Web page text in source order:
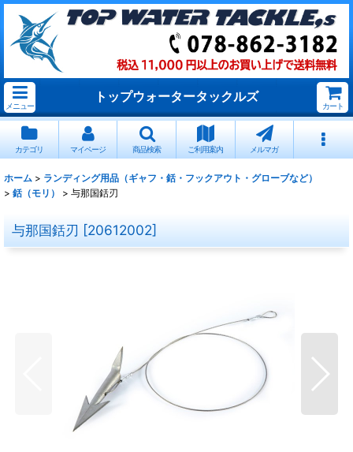
メニュー
トップウォータータックルズ
カート
カテゴリ マイページ 商品検索 ご利用案内 メルマガ
ホーム > ランディング用品（ギャフ・銛・フックアウト・グローブなど）
> 銛（モリ） > 与那国銛刃
与那国銛刃 [20612002]